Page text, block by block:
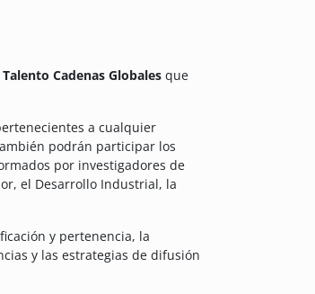
Cadenas Globales que
a cualquier
podrán participar los
por investigadores de
el Desarrollo Industrial, la
y pertenencia, la
y las estrategias de difusión